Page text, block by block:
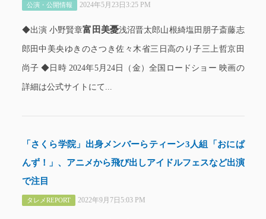
公演・公開情報 2024年5月23日3:25 PM
◆出演 小野賢章富田美憂浅沼晋太郎山根綺塩田朋子斎藤志
郎田中美央ゆきのさつき佐々木省三日高のり子三上哲京田
尚子 ◆日時 2024年5月24日（金）全国ロードショー 映画の
詳細は公式サイトにて...
「さくら学院」出身メンバーらティーン3人組「おにぱ
んず！」、アニメから飛び出しアイドルフェスなど出演
で注目
タレメREPORT 2022年9月7日5:03 PM